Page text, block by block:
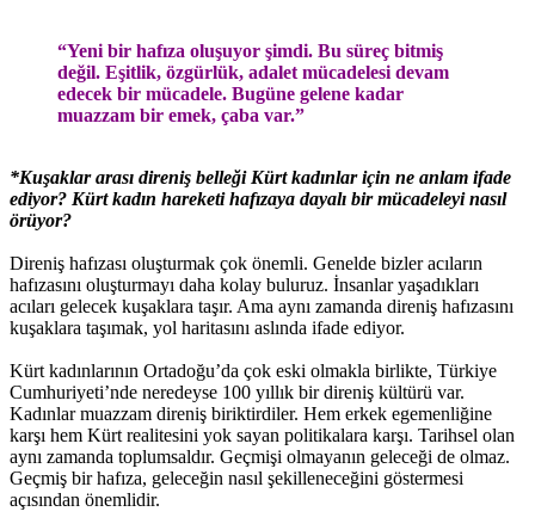
“Yeni bir hafıza oluşuyor şimdi. Bu süreç bitmiş
değil. Eşitlik, özgürlük, adalet mücadelesi devam
edecek bir mücadele. Bugüne gelene kadar
muazzam bir emek, çaba var.”
*Kuşaklar arası direniş belleği Kürt kadınlar için ne anlam ifade
ediyor? Kürt kadın hareketi hafızaya dayalı bir mücadeleyi nasıl
örüyor?
Direniş hafızası oluşturmak çok önemli. Genelde bizler acıların
hafızasını oluşturmayı daha kolay buluruz. İnsanlar yaşadıkları
acıları gelecek kuşaklara taşır. Ama aynı zamanda direniş hafızasını
kuşaklara taşımak, yol haritasını aslında ifade ediyor.
Kürt kadınlarının Ortadoğu’da çok eski olmakla birlikte, Türkiye
Cumhuriyeti’nde neredeyse 100 yıllık bir direniş kültürü var.
Kadınlar muazzam direniş biriktirdiler. Hem erkek egemenliğine
karşı hem Kürt realitesini yok sayan politikalara karşı. Tarihsel olan
aynı zamanda toplumsaldır. Geçmişi olmayanın geleceği de olmaz.
Geçmiş bir hafıza, geleceğin nasıl şekilleneceğini göstermesi
açısından önemlidir.